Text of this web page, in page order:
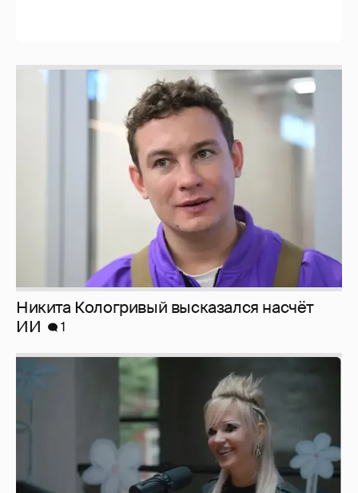
Никита Кологривый высказался насчёт
ИИ
1